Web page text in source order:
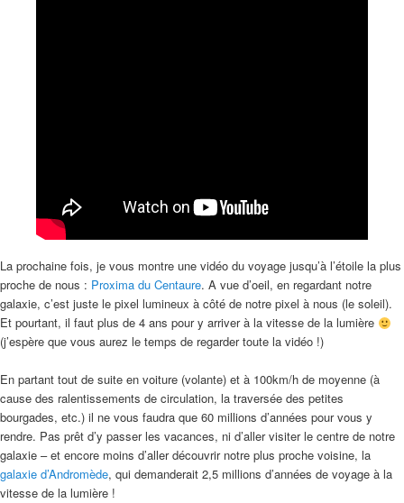
La prochaine fois, je vous montre une vidéo du voyage jusqu’à l’étoile la plus
proche de nous : Proxima du Centaure. A vue d’oeil, en regardant notre
galaxie, c’est juste le pixel lumineux à côté de notre pixel à nous (le soleil).
Et pourtant, il faut plus de 4 ans pour y arriver à la vitesse de la lumière
(j’espère que vous aurez le temps de regarder toute la vidéo !)
En partant tout de suite en voiture (volante) et à 100km/h de moyenne (à
cause des ralentissements de circulation, la traversée des petites
bourgades, etc.) il ne vous faudra que 60 millions d’années pour vous y
rendre. Pas prêt d’y passer les vacances, ni d’aller visiter le centre de notre
galaxie – et encore moins d’aller découvrir notre plus proche voisine, la
galaxie d’Andromède, qui demanderait 2,5 millions d’années de voyage à la
vitesse de la lumière !